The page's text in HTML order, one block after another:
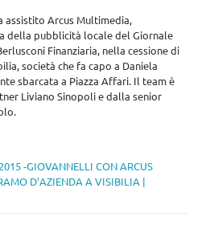
assistito Arcus Multimedia,
della pubblicità locale del Giornale
Finanziaria, nella cessione di
società che fa capo a Daniela
sbarcata a Piazza Affari. Il team è
Liviano Sinopoli e dalla senior
-GIOVANNELLI CON ARCUS
D’AZIENDA A VISIBILIA |